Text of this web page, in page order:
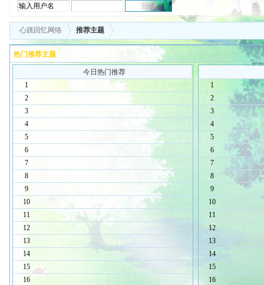
心跳回忆网络 推荐主题
热门推荐主题
今日热门推荐
1
2
3
4
5
6
7
8
9
10
11
12
13
14
15
16
1
2
3
4
5
6
7
8
9
10
11
12
13
14
15
16